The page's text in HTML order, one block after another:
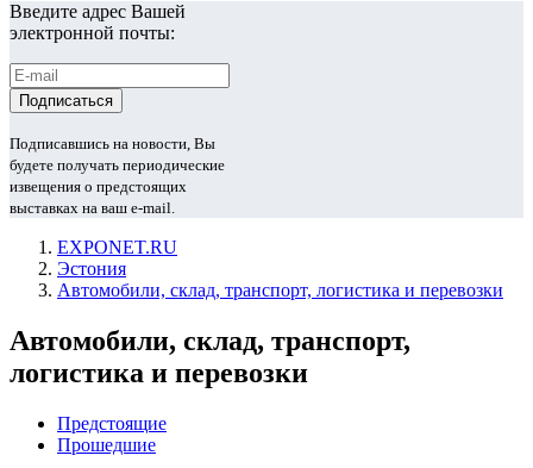
Введите адрес Вашей
электронной почты:
Подписавшись на новости, Вы
будете получать периодические
извещения о предстоящих
выставках на ваш e-mail.
EXPONET.RU
Эстония
Автомобили, склад, транспорт, логистика и перевозки
Автомобили, склад, транспорт,
логистика и перевозки
Предстоящие
Прошедшие